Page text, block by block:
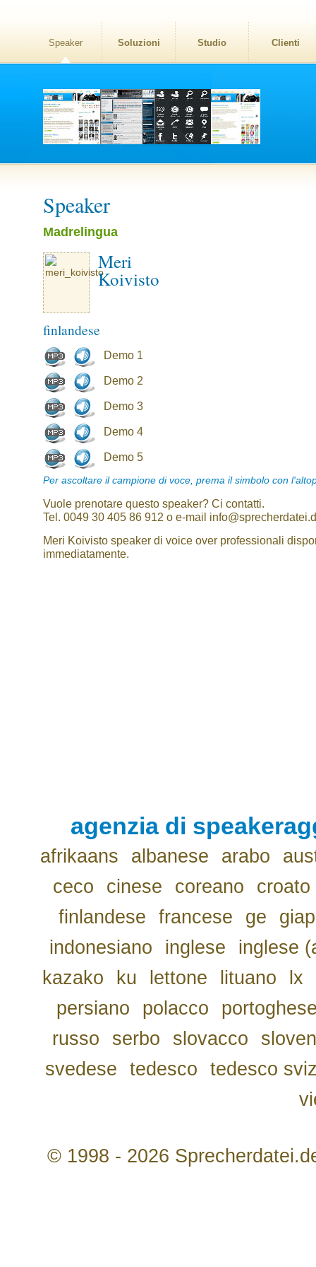
Speaker Soluzioni Studio Clienti
Speaker
Madrelingua
Meri
Koivisto
finlandese
Demo 1
Demo 2
Demo 3
Demo 4
Demo 5
Per ascoltare il campione di voce, prema il simbolo con
Vuole prenotare questo speaker? Ci contatti.
Tel. 0049 30 405 86 912 o e-mail
Meri Koivisto speaker di voice over professionali
immediatamente.
agenzia di
afrikaans albanese arabo
ceco
cinese coreano
croato
finlandese
francese ge
indonesiano
inglese
inglese
kazako
ku lettone lituano lx
persiano
polacco
russo
serbo slovacco
svedese
tedesco
tedesco
© 1998 - 2026